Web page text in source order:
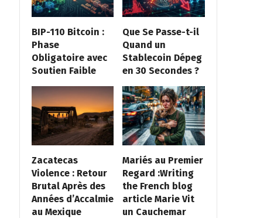
BIP-110 Bitcoin :
Phase
Obligatoire avec
Soutien Faible
Que Se Passe-t-il
Quand un
Stablecoin Dépeg
en 30 Secondes ?
Zacatecas
Violence : Retour
Brutal Après des
Années d’Accalmie
au Mexique
Mariés au Premier
Regard :Writing
the French blog
article Marie Vit
un Cauchemar